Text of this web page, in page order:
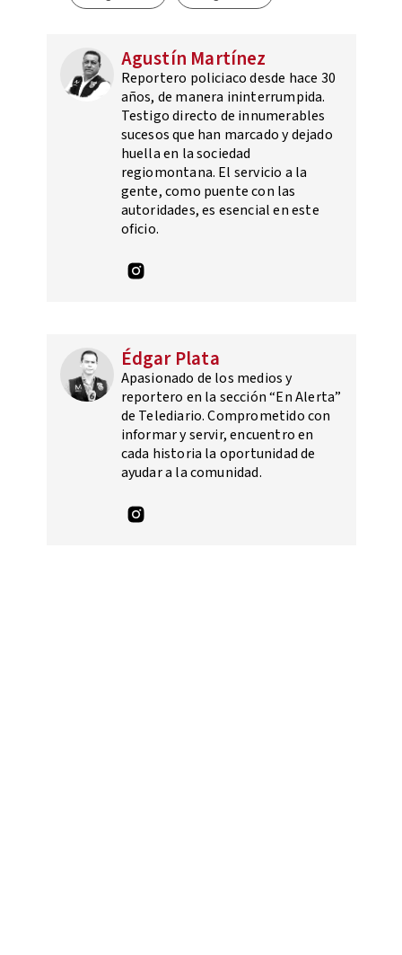
Agustín Martínez
Reportero policiaco desde hace 30
años, de manera ininterrumpida.
Testigo directo de innumerables
sucesos que han marcado y dejado
huella en la sociedad
regiomontana. El servicio a la
gente, como puente con las
autoridades, es esencial en este
oficio.
Édgar Plata
Apasionado de los medios y
reportero en la sección “En Alerta”
de Telediario. Comprometido con
informar y servir, encuentro en
cada historia la oportunidad de
ayudar a la comunidad.